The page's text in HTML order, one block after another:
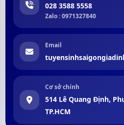
028 3588 5558
Zalo : 0971327840
Email
Cơ sở chính
514 Lê Quang Định,
TP.HCM